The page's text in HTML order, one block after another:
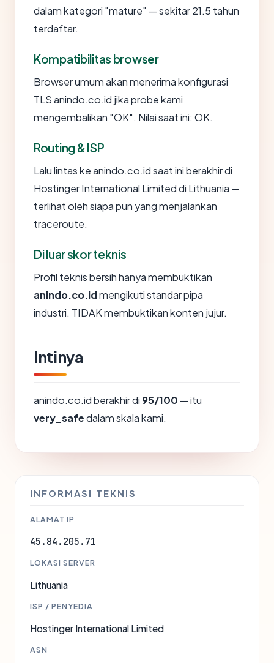
dalam kategori "mature" — sekitar 21.5 tahun
terdaftar.
Kompatibilitas browser
Browser umum akan menerima konfigurasi
TLS anindo.co.id jika probe kami
mengembalikan "OK". Nilai saat ini: OK.
Routing & ISP
Lalu lintas ke anindo.co.id saat ini berakhir di
Hostinger International Limited di Lithuania —
terlihat oleh siapa pun yang menjalankan
traceroute.
Di luar skor teknis
Profil teknis bersih hanya membuktikan
anindo.co.idmengikuti standar pipa
industri. TIDAK membuktikan konten jujur.
Intinya
anindo.co.id berakhir di 95/100 — itu
very_safedalam skala kami.
INFORMASI TEKNIS
ALAMAT IP
45.84.205.71
LOKASI SERVER
Lithuania
ISP / PENYEDIA
Hostinger International Limited
ASN